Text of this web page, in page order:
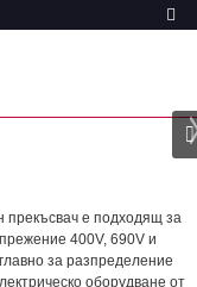
прекъсвач е подходящ за
400V, 690V и
за разпределение
оборудване от